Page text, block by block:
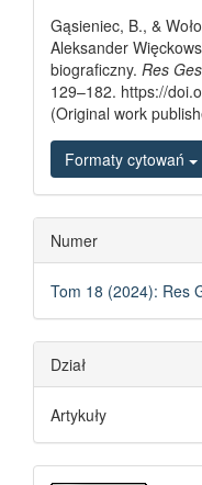
Gąsieniec, B., &
Aleksander
biograficzny. Res
129–182. https://
(Original work
Formaty cytowań
Numer
Tom 18 (2024): Res
Dział
Artykuły